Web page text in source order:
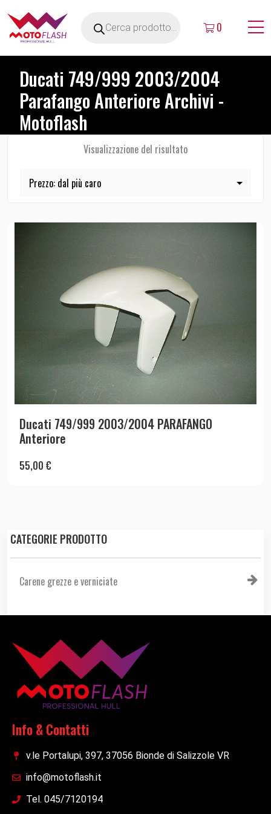
0
Ducati 749/999 2003/2004
Parafango Anteriore Archivi -
Motoflash
Visualizzazione del risultato
CATEGORIE PRODOTTO
Carene grezze e verniciate
Ducati 749/999 2003/2004 PARAFANGO
Anteriore
55,00 €
Info & Contatti
v.le Portalupi, 397, 37056 Bionde di Salizzole VR
info@motoflash.it
Tel. 045/7120194